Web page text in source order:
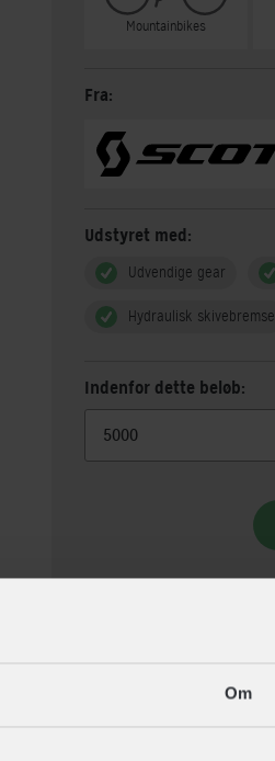
Om
Mountainbikes
Fra:
Udstyret med:
Udvendige gear
Hydraulisk skivebremse
Indenfor dette beløb: